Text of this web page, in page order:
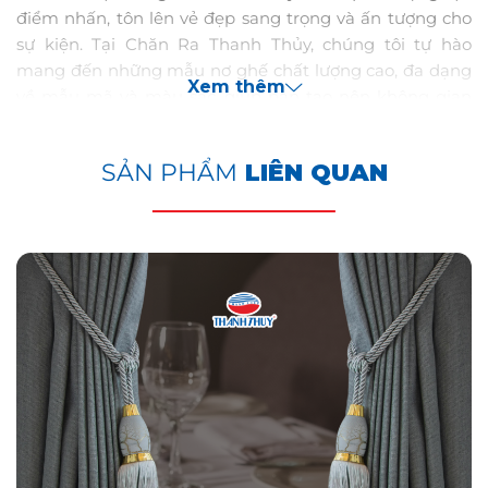
điểm nhấn, tôn lên vẻ đẹp sang trọng và ấn tượng cho
sự kiện. Tại Chăn Ra Thanh Thủy, chúng tôi tự hào
mang đến những mẫu nơ ghế chất lượng cao, đa dạng
về mẫu mã và màu sắc, giúp bạn tạo nên không gian
Tại Sao Nơ Ghế Lại Quan Trọng Đối Với
Xem thêm
SẢN PHẨM LIÊN QUAN